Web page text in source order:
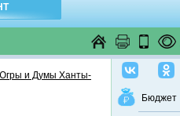
Бюджет
Югры и Думы Ханты-